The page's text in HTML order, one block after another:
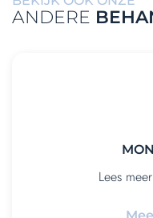
ANDERE
Lees